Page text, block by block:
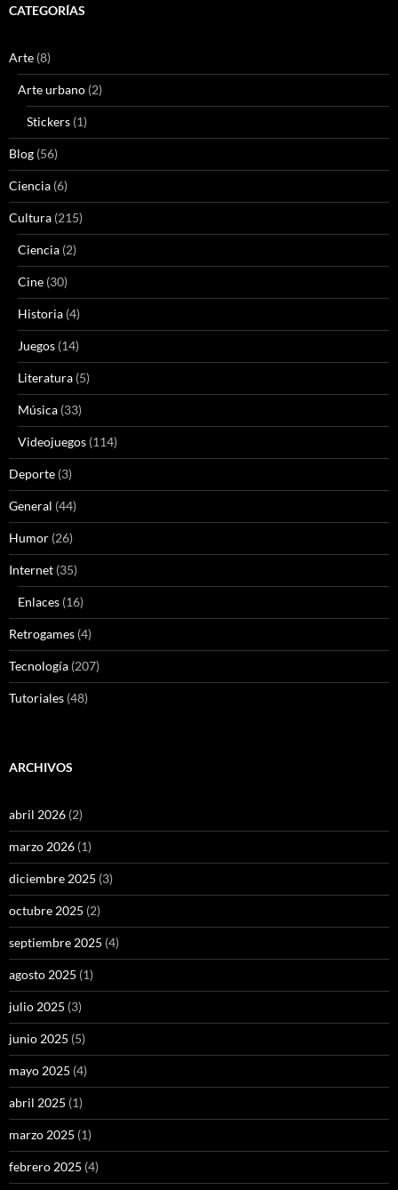
CATEGORÍAS
Arte (8)
Arte urbano (2)
Stickers (1)
Blog (56)
Ciencia (6)
Cultura (215)
Ciencia (2)
Cine (30)
Historia (4)
Juegos (14)
Literatura (5)
Música (33)
Videojuegos (114)
Deporte (3)
General (44)
Humor (26)
Internet (35)
Enlaces (16)
Retrogames (4)
Tecnología (207)
Tutoriales (48)
ARCHIVOS
abril 2026 (2)
marzo 2026 (1)
diciembre 2025 (3)
octubre 2025 (2)
septiembre 2025 (4)
agosto 2025 (1)
julio 2025 (3)
junio 2025 (5)
mayo 2025 (4)
abril 2025 (1)
marzo 2025 (1)
febrero 2025 (4)